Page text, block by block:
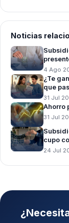
Noticias
4 Ago
¿Te
que
31 Jul
Ahorro
31 Jul
cupo
24 Jul